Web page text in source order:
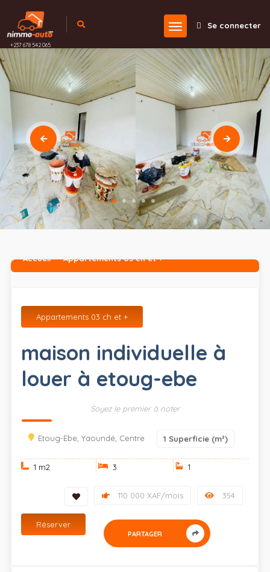
+237 678 542 065
Se connecter
Accueil Appartements 03 ch et +
Appartements 03 ch et +
maison individuelle à
louer à etoug-ebe
Soyez le premier à noter
Etoug-Ebe, Yaoundé, Centre 1 Superficie (m²)
1 m2 3 1
354
110 000 XAF/mois
Réserver
PARTAGER